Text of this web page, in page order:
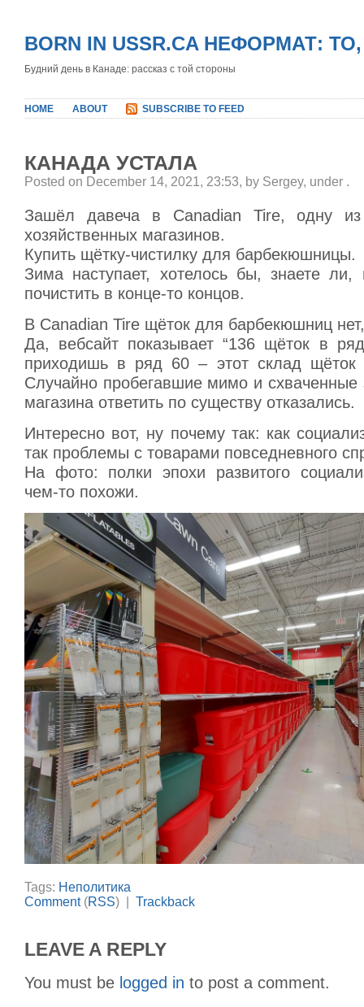
BORN IN USSR.CA НЕФОРМАТ:
Будний день в Канаде: рассказ с той стороны
HOME ABOUT SUBSCRIBE TO FEED
КАНАДА УСТАЛА
Posted on December 14, 2021, 23:53, by Sergey, under .
Зашёл давеча в Canadian Tire, одну
хозяйственных магазинов.
Купить щётку-чистилку для барбекюшницы.
Зима наступает, хотелось бы, знаете
почистить в конце-то концов.
В Canadian Tire щёток для барбекюшниц
Да, вебсайт показывает “136 щёток в
приходишь в ряд 60 – этот склад щёток
Случайно пробегавшие мимо и схваченные
магазина ответить по существу отказались.
Интересно вот, ну почему так: как
так проблемы с товарами повседневного
На фото: полки эпохи развитого
чем-то похожи.
Tags: Неполитика
Comment(RSS) | Trackback
LEAVE A REPLY
You must be logged in to post a comment.